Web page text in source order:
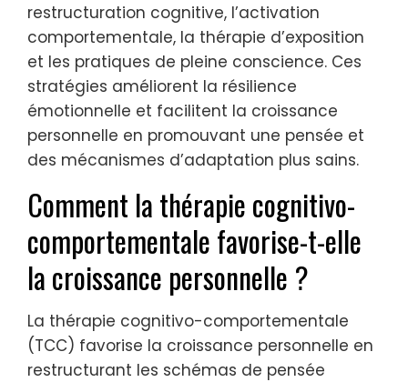
restructuration cognitive, l’activation
comportementale, la thérapie d’exposition
et les pratiques de pleine conscience. Ces
stratégies améliorent la résilience
émotionnelle et facilitent la croissance
personnelle en promouvant une pensée et
des mécanismes d’adaptation plus sains.
Comment la thérapie cognitivo-
comportementale favorise-t-elle
la croissance personnelle ?
La thérapie cognitivo-comportementale
(TCC) favorise la croissance personnelle en
restructurant les schémas de pensée